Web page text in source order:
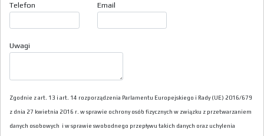
Telefon Email
Uwagi
Zgodnie z art. 13 i art. 14 rozporządzenia Parlamentu Europejskiego i Rady (UE) 2016/679
z dnia 27 kwietnia 2016 r. w sprawie ochrony osób fizycznych w związku z przetwarzaniem
danych osobowych i w sprawie swobodnego przepływu takich danych oraz uchylenia